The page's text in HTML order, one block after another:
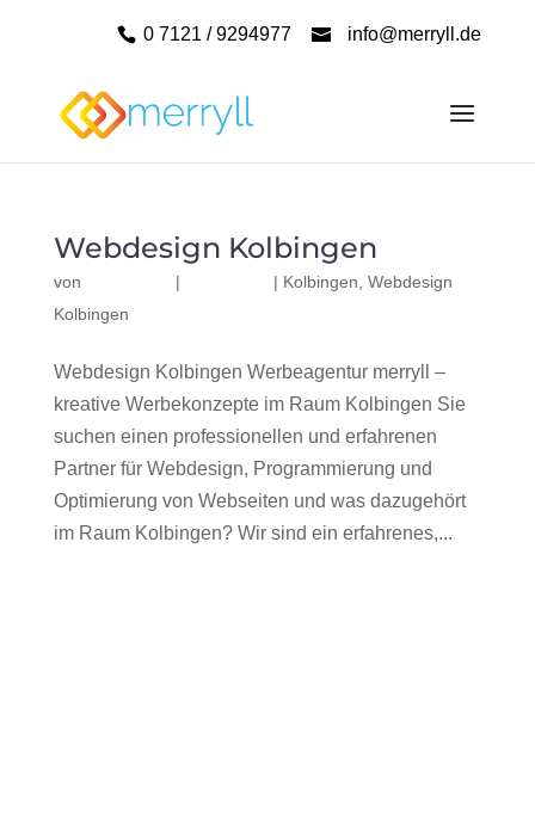
0 7121 / 9294977 info@merryll.de
Webdesign Kolbingen
von | | Kolbingen Webdesign
Kolbingen
Webdesign Kolbingen Werbeagentur merryll –
kreative Werbekonzepte im Raum Kolbingen Sie
suchen einen professionellen und erfahrenen
Partner für Webdesign, Programmierung und
Optimierung von Webseiten und was dazugehört
im Raum Kolbingen? Wir sind ein erfahrenes,...